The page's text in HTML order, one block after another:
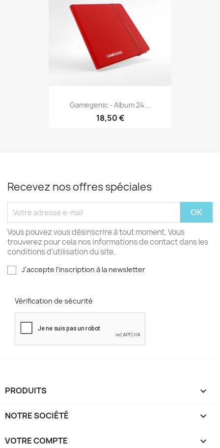
Gamegenic - Album 24...
18,50 €
Recevez nos offres spéciales
Vous pouvez vous désinscrire à tout moment. Vous
trouverez pour cela nos informations de contact dans les
conditions d'utilisation du site.
J'accepte l'inscription à la newsletter
Vérification de sécurité
PRODUITS 
NOTRE SOCIÉTÉ 
VOTRE COMPTE 